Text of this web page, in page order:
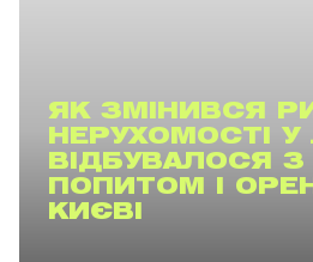
ЯК ЗМІНИВСЯ
НЕРУХОМОСТІ
ВІДБУВАЛОСЯ З
ПОПИТОМ І
КИЄВІ